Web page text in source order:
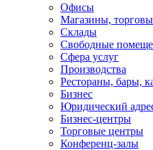
Офисы
Магазины,
Склады
Свободные
Сфера услуг
Производства
Рестораны, бары,
Бизнес
Юридический
Бизнес-центры
Торговые центры
Конференц-залы